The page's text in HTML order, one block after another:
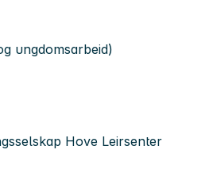
ungdomsarbeid)
Hove Leirsenter